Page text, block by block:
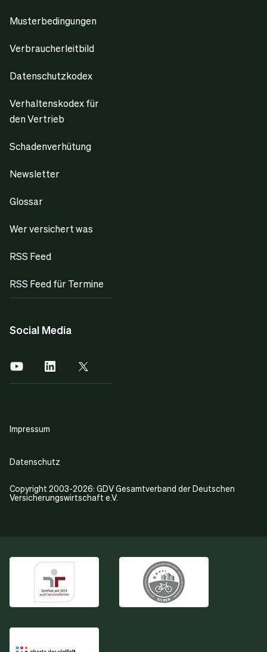
Musterbedingungen
Verbraucherleitbild
Datenschutzkodex
Verhaltenskodex für
den Vertrieb
Schadenverhütung
Newsletter
Glossar
Wer versichert was
RSS Feed
RSS Feed für Termine
Social Media
Copyright 2003-2026: GDV Gesamtverband der Deutschen
Versicherungswirtschaft e.V.
Impressum
Datenschutz